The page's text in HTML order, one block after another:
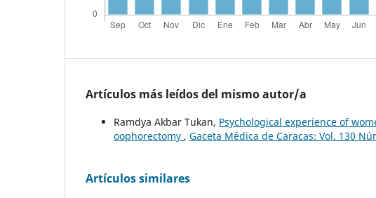
Artículos más leídos del mismo autor/a
Ramdya Akbar Tukan, Psychological experience of
oophorectomy , Gaceta Médica de Caracas: Vol. 130
Artículos similares